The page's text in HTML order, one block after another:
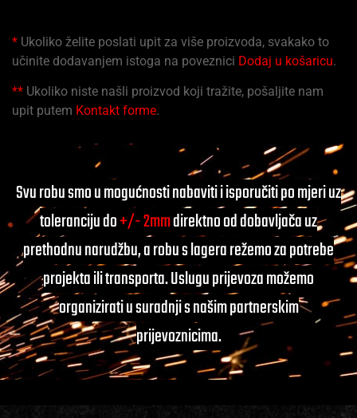
* Ukoliko želite poslati upit za više proizvoda, svakako to
učinite dodavanjem istoga na poveznici Dodaj u košaricu.
** Ukoliko niste našli proizvod koji tražite, pošaljite nam
upit putem Kontakt forme.
Svu robu smo u mogućnosti nabaviti i isporučiti po mjeri uz
toleranciju do+/- 2mmdirektno od dobavljača uz
prethodnu narudžbu, a robu s lagera režemo za potrebe
projekta ili transporta. Uslugu prijevoza možemo
organizirati u suradnji s našim partnerskim
prijevoznicima.